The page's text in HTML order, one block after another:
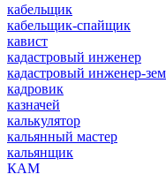
кабельщик
кабельщик-спайщик
кавист
кадастровый инженер
кадастровый инженер-
кадровик
казначей
калькулятор
кальянный мастер
кальянщик
КАМ